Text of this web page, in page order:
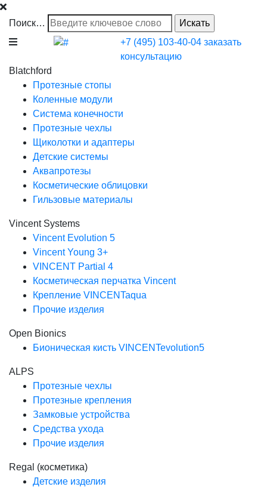
Поиск…
+7 (495) 103-40-04 заказать
консультацию
Blatchford
Протезные стопы
Коленные модули
Система конечности
Протезные чехлы
Щиколотки и адаптеры
Детские системы
Аквапротезы
Косметические облицовки
Гильзовые материалы
Vincent Systems
Vincent Evolution 5
Vincent Young 3+
VINCENT Partial 4
Косметическая перчатка Vincent
Крепление VINCENTaqua
Прочие изделия
Open Bionics
Бионическая кисть VINCENTevolution5
ALPS
Протезные чехлы
Протезные крепления
Замковые устройства
Средства ухода
Прочие изделия
Regal (косметика)
Детские изделия